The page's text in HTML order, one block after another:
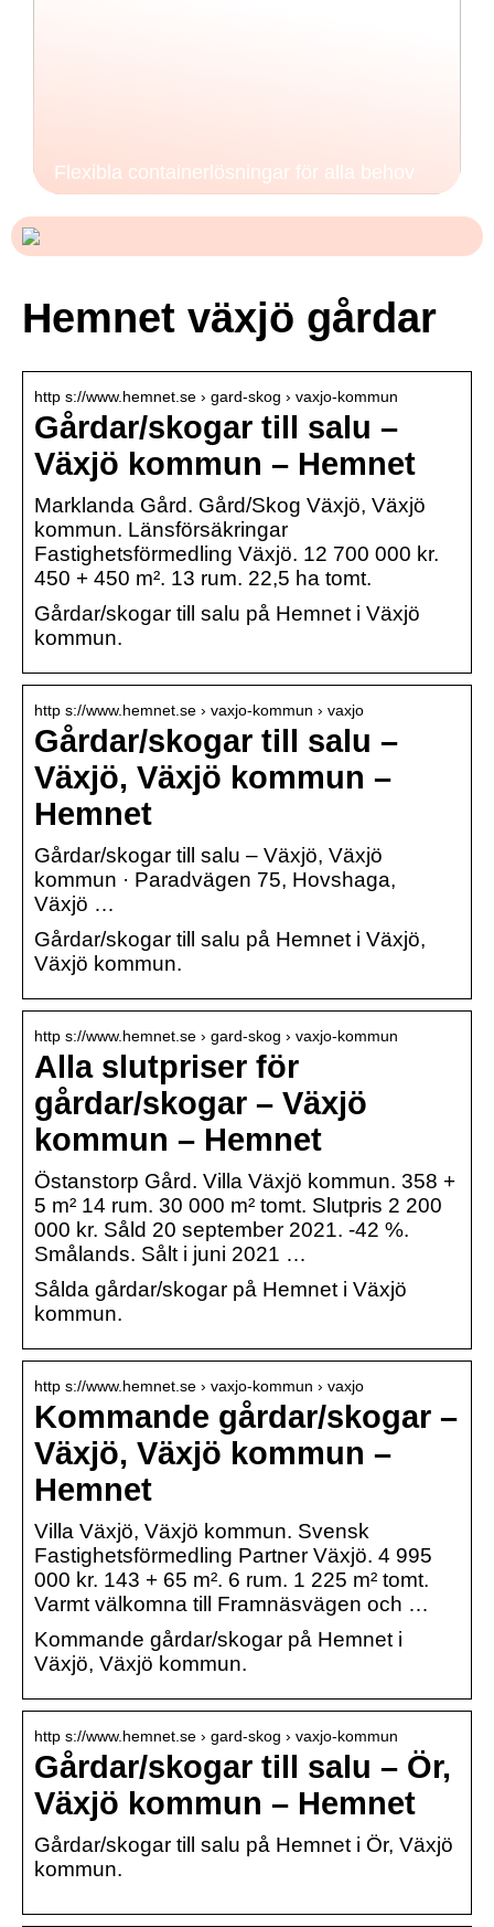
Flexibla containerlösningar för alla behov
Hemnet växjö gårdar
http s://www.hemnet.se › gard-skog › vaxjo-kommun
Gårdar/skogar till salu –
Växjö kommun – Hemnet
Marklanda Gård. Gård/Skog Växjö, Växjö
kommun. Länsförsäkringar
Fastighetsförmedling Växjö. 12 700 000 kr.
450 + 450 m². 13 rum. 22,5 ha tomt.
Gårdar/skogar till salu på Hemnet i Växjö
kommun.
http s://www.hemnet.se › vaxjo-kommun › vaxjo
Gårdar/skogar till salu –
Växjö, Växjö kommun –
Hemnet
Gårdar/skogar till salu – Växjö, Växjö
kommun · Paradvägen 75, Hovshaga,
Växjö …
Gårdar/skogar till salu på Hemnet i Växjö,
Växjö kommun.
http s://www.hemnet.se › gard-skog › vaxjo-kommun
Alla slutpriser för
gårdar/skogar – Växjö
kommun – Hemnet
Östanstorp Gård. Villa Växjö kommun. 358 +
5 m² 14 rum. 30 000 m² tomt. Slutpris 2 200
000 kr. Såld 20 september 2021. -42 %.
Smålands. Sålt i juni 2021 …
Sålda gårdar/skogar på Hemnet i Växjö
kommun.
http s://www.hemnet.se › vaxjo-kommun › vaxjo
Kommande gårdar/skogar –
Växjö, Växjö kommun –
Hemnet
Villa Växjö, Växjö kommun. Svensk
Fastighetsförmedling Partner Växjö. 4 995
000 kr. 143 + 65 m². 6 rum. 1 225 m² tomt.
Varmt välkomna till Framnäsvägen och …
Kommande gårdar/skogar på Hemnet i
Växjö, Växjö kommun.
http s://www.hemnet.se › gard-skog › vaxjo-kommun
Gårdar/skogar till salu – Ör,
Växjö kommun – Hemnet
Gårdar/skogar till salu på Hemnet i Ör, Växjö
kommun.